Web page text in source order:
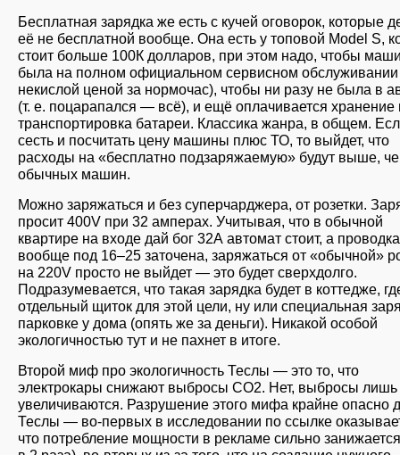
Бесплатная зарядка же есть с кучей оговорок, которые
её не бесплатной вообще. Она есть у топовой Model S,
стоит больше 100К долларов, при этом надо, чтобы
была на полном официальном сервисном обслуживании
некислой ценой за нормочас), чтобы ни разу не была в
(т. е. поцарапался — всё), и ещё оплачивается хранение
транспортировка батареи. Классика жанра, в общем.
сесть и посчитать цену машины плюс ТО, то выйдет, что
расходы на «бесплатно подзаряжаемую» будут выше,
обычных машин.
Можно заряжаться и без суперчарджера, от розетки.
просит 400V при 32 амперах. Учитывая, что в обычной
квартире на входе дай бог 32А автомат стоит, а проводка
вообще под 16–25 заточена, заряжаться от «обычной»
на 220V просто не выйдет — это будет сверхдолго.
Подразумевается, что такая зарядка будет в коттедже,
отдельный щиток для этой цели, ну или специальная
парковке у дома (опять же за деньги). Никакой особой
экологичностью тут и не пахнет в итоге.
Второй миф про экологичность Теслы — это то, что
электрокары снижают выбросы CO2. Нет, выбросы лишь
увеличиваются. Разрушение этого мифа крайне опасно
Теслы — во-первых в исследовании по ссылке
что потребление мощности в рекламе сильно